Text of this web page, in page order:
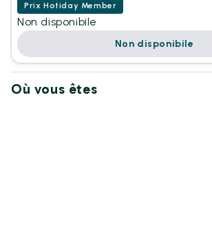
Prix Hotiday Member
Non disponibile
Non disponibile
Où vous êtes